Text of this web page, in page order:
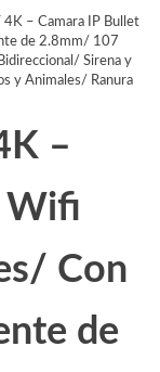
– Camara IP Bullet
de 2.8mm/ 107
Sirena y
y Animales/ Ranura
–
Wifi
Con
de